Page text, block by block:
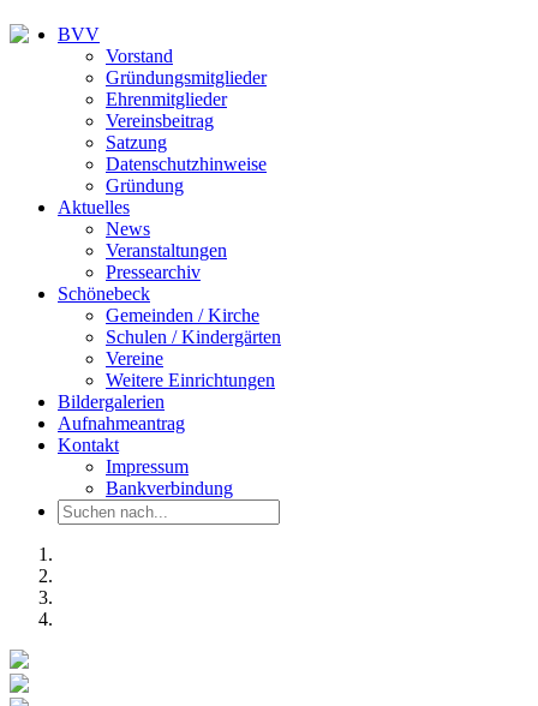
BVV
Vorstand
Gründungsmitglieder
Ehrenmitglieder
Vereinsbeitrag
Satzung
Datenschutzhinweise
Gründung
Aktuelles
News
Veranstaltungen
Pressearchiv
Schönebeck
Gemeinden / Kirche
Schulen / Kindergärten
Vereine
Weitere Einrichtungen
Bildergalerien
Aufnahmeantrag
Kontakt
Impressum
Bankverbindung